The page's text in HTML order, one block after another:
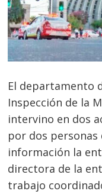
El departamento
Inspección de la
intervino en dos
por dos personas
información la
directora de la
trabajo